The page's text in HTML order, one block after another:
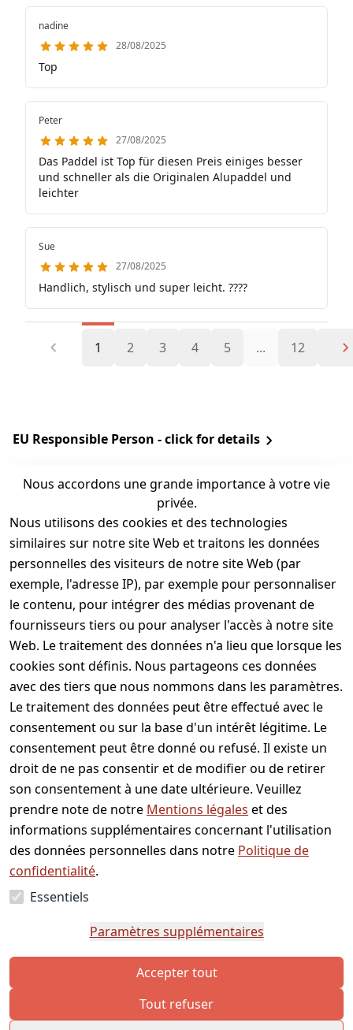
nadine
28/08/2025
Top
Peter
27/08/2025
Das Paddel ist Top für diesen Preis einiges besser
und schneller als die Originalen Alupaddel und
leichter
Sue
27/08/2025
Handlich, stylisch und super leicht. ????
1 2 3 4 5 ... 12
EU Responsible Person - click for details
Nous accordons une grande importance à votre vie
privée.
Nous utilisons des cookies et des technologies
similaires sur notre site Web et traitons les données
personnelles des visiteurs de notre site Web (par
exemple, l'adresse IP), par exemple pour personnaliser
le contenu, pour intégrer des médias provenant de
fournisseurs tiers ou pour analyser l'accès à notre site
Web. Le traitement des données n'a lieu que lorsque les
cookies sont définis. Nous partageons ces données
avec des tiers que nous nommons dans les paramètres.
Le traitement des données peut être effectué avec le
consentement ou sur la base d'un intérêt légitime. Le
consentement peut être donné ou refusé. Il existe un
droit de ne pas consentir et de modifier ou de retirer
son consentement à une date ultérieure. Veuillez
prendre note de notre Mentions légales et des
informations supplémentaires concernant l'utilisation
des données personnelles dans notre Politique de
confidentialité.
Essentiels
Paramètres supplémentaires
Accepter tout
Tout refuser
Commandé
aujourd'hui, livré
demain
Retours sous 100
jours
Livraison gratuite à
partir de CHF 35.00
Service
clientèle
Vous avez
des
questions
? Envoyez-
nous un
message
ou utilisez
notre
formulaire
Informations
À propos
de nous
CGV
Mentions
légales
Protection
des
Acheter
Modes de
paiement
Informations
de livraison
Modes de
paiement